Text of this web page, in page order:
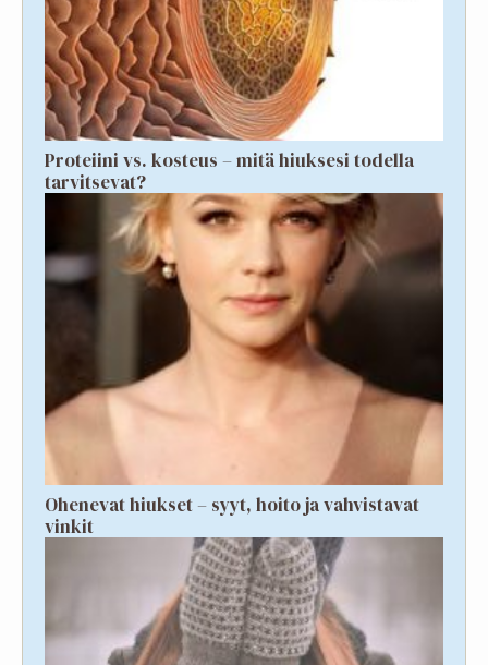
Proteiini vs. kosteus – mitä hiuksesi todella
tarvitsevat?
Ohenevat hiukset – syyt, hoito ja vahvistavat
vinkit